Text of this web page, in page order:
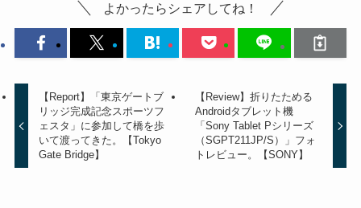
よかったらシェアしてね！
【Report】「東京ゲートブ
リッジ完成記念スポーツフ
ェスタ」に参加して橋を歩
いて渡ってきた。【Tokyo
Gate Bridge】
【Review】折りたためる
Androidタブレット機
「Sony Tablet Pシリーズ
（SGPT211JP/S）」フォ
トレビュー。【SONY】